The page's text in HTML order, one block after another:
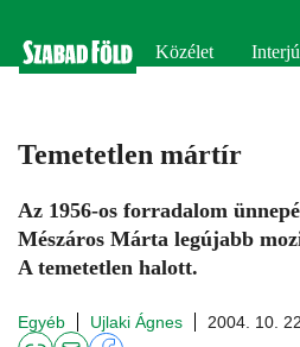
Közélet Interjú
Temetetlen mártír
Az 1956-os forradalom
Mészáros Márta legújabb
A temetetlen halott.
Egyéb Ujlaki Ágnes 2004. 10. 22.